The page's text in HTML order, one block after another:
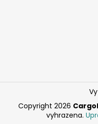
Copyright 2026
vyhrazena.